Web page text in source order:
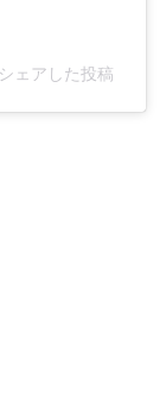
ェアした投稿